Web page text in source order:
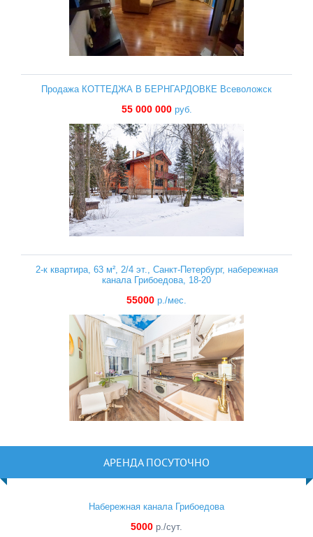
Продажа КОТТЕДЖА В БЕРНГАРДОВКЕ Всеволожск
55 000 000руб.
2-к квартира, 63 м², 2/4 эт., Санкт-Петербург, набережная
канала Грибоедова, 18-20
55000 р./мес.
АРЕНДА ПОСУТОЧНО
Набережная канала Грибоедова
5000 р./сут.